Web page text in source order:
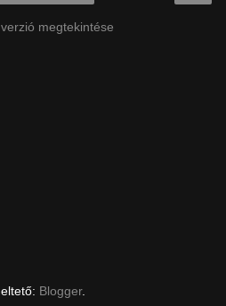
megtekintése
Blogger.